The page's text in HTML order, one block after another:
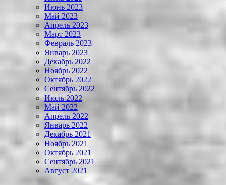
Июнь 2023
Май 2023
Апрель 2023
Март 2023
Февраль 2023
Январь 2023
Декабрь 2022
Ноябрь 2022
Октябрь 2022
Сентябрь 2022
Июль 2022
Май 2022
Апрель 2022
Январь 2022
Декабрь 2021
Ноябрь 2021
Октябрь 2021
Сентябрь 2021
Август 2021